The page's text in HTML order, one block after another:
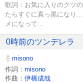
歌詞：お気に入りのクツ
たらすぐに真っ黒になり
メになって...
0時前のツンデレラ
misono
作詞： misono
作曲： 伊橋成哉